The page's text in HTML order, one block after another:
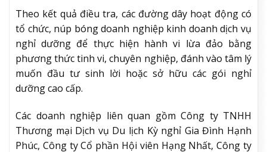
Theo kết quả điều tra, các đường dây hoạt động có
tổ chức, núp bóng doanh nghiệp kinh doanh dịch vụ
nghỉ dưỡng để thực hiện hành vi lừa đảo bằng
phương thức tinh vi, chuyên nghiệp, đánh vào tâm lý
muốn đầu tư sinh lời hoặc sở hữu các gói nghỉ
dưỡng cao cấp.
Các doanh nghiệp liên quan gồm Công ty TNHH
Thương mại Dịch vụ Du lịch Kỳ nghỉ Gia Đình Hạnh
Phúc, Công ty Cổ phần Hội viên Hạng Nhất, Công ty